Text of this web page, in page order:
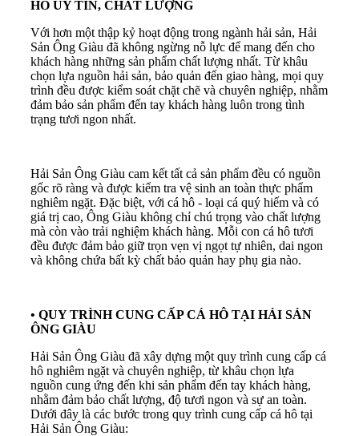
HÔ UY TÍN, CHẤT LƯỢNG
Với hơn một thập kỷ hoạt động trong ngành hải sản, Hải
Sản Ông Giàu đã không ngừng nỗ lực để mang đến cho
khách hàng những sản phẩm chất lượng nhất. Từ khâu
chọn lựa nguồn hải sản, bảo quản đến giao hàng, mọi quy
trình đều được kiểm soát chặt chẽ và chuyên nghiệp, nhằm
đảm bảo sản phẩm đến tay khách hàng luôn trong tình
trạng tươi ngon nhất.
Hải Sản Ông Giàu cam kết tất cả sản phẩm đều có nguồn
gốc rõ ràng và được kiểm tra vệ sinh an toàn thực phẩm
nghiêm ngặt. Đặc biệt, với cá hô - loại cá quý hiếm và có
giá trị cao, Ông Giàu không chỉ chú trọng vào chất lượng
mà còn vào trải nghiệm khách hàng. Mỗi con cá hô tươi
đều được đảm bảo giữ trọn vẹn vị ngọt tự nhiên, dai ngon
và không chứa bất kỳ chất bảo quản hay phụ gia nào.
• QUY TRÌNH CUNG CẤP CÁ HÔ TẠI HẢI SẢN
ÔNG GIÀU
Hải Sản Ông Giàu đã xây dựng một quy trình cung cấp cá
hô nghiêm ngặt và chuyên nghiệp, từ khâu chọn lựa
nguồn cung ứng đến khi sản phẩm đến tay khách hàng,
nhằm đảm bảo chất lượng, độ tươi ngon và sự an toàn.
Dưới đây là các bước trong quy trình cung cấp cá hô tại
Hải Sản Ông Giàu: